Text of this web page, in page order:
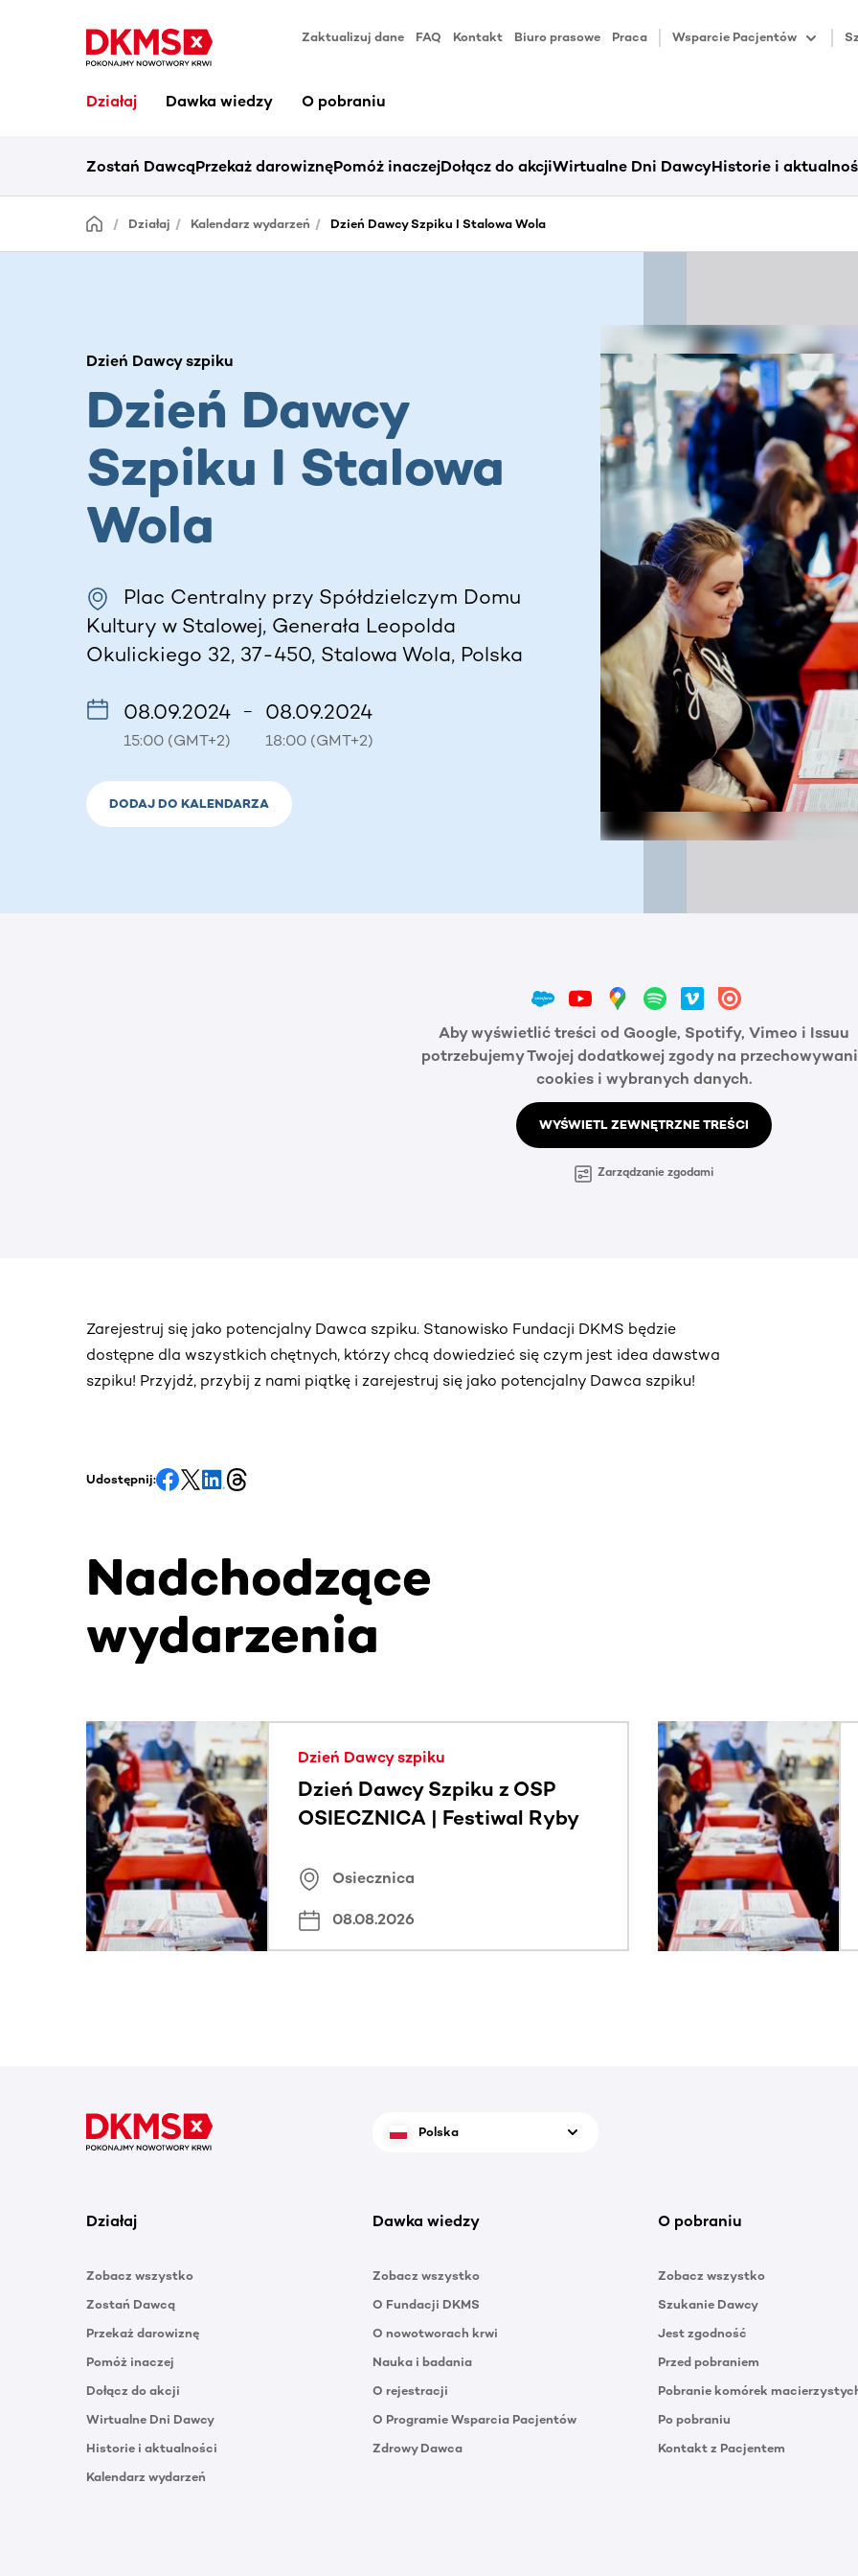
Zaktualizuj dane FAQ Kontakt Biuro prasowe Praca Wsparcie Pacjentów
Działaj Dawka wiedzy O pobraniu
Zostań DawcąPrzekaż darowiznęPomóż inaczejDołącz do akcjiWirtualne Dni DawcyHistorie i
Działaj Kalendarz wydarzeń Dzień Dawcy Szpiku I Stalowa Wola
Dzień Dawcy szpiku
Dzień Dawcy
Szpiku I Stalowa
Wola
Plac Centralny przy Spółdzielczym Domu
Kultury w Stalowej, Generała Leopolda
Okulickiego 32, 37-450, Stalowa Wola, Polska
08.09.2024
15:00 (GMT+2)
– 08.09.2024
18:00 (GMT+2)
DODAJ DO KALENDARZA
Aby wyświetlić treści od Google, Spotify, Vimeo i Issuu
potrzebujemy Twojej dodatkowej zgody na
cookies i wybranych danych.
WYŚWIETL ZEWNĘTRZNE TREŚCI
Zarządzanie zgodami
Zarejestruj się jako potencjalny Dawca szpiku. Stanowisko Fundacji DKMS będzie
dostępne dla wszystkich chętnych, którzy chcą dowiedzieć się czym jest idea dawstwa
szpiku! Przyjdź, przybij z nami piątkę i zarejestruj się jako potencjalny Dawca szpiku!
Udostępnij:
Nadchodzące
wydarzenia
Ta sekcja zawiera treści przewijane w poziomie. Użyj klawisza Tab lub przesuń palcem, aby zobaczyć
Dzień Dawcy szpiku
Dzień Dawcy Szpiku z OSP
OSIECZNICA | Festiwal Ryby
Osiecznica
08.08.2026
Polska
Działaj
Zobacz wszystko
Zostań Dawcą
Przekaż darowiznę
Pomóż inaczej
Dołącz do akcji
Wirtualne Dni Dawcy
Historie i aktualności
Kalendarz wydarzeń
Dawka wiedzy
Zobacz wszystko
O Fundacji DKMS
O nowotworach krwi
Nauka i badania
O rejestracji
O Programie Wsparcia Pacjentów
Zdrowy Dawca
O pobraniu
Zobacz wszystko
Szukanie Dawcy
Jest zgodność
Przed pobraniem
Pobranie komórek
Po pobraniu
Kontakt z Pacjentem